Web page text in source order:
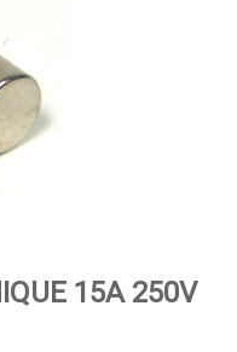
15A 250V